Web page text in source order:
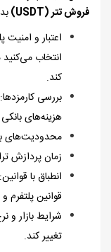
فروش تتر (USDT
)
اعتبار و
انتخاب
کند.
بررسی
هزینه‌های
محدودیت‌های
زمان پردازش
انطباق با
قوانین پلتفرم
شرایط بازار و
تغییر کند.